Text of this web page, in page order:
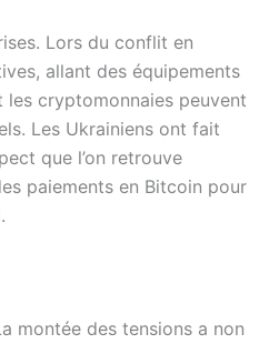
Lors du conflit en
allant des équipements
les cryptomonnaies peuvent
Les Ukrainiens ont fait
que l’on retrouve
paiements en Bitcoin pour
montée des tensions a non